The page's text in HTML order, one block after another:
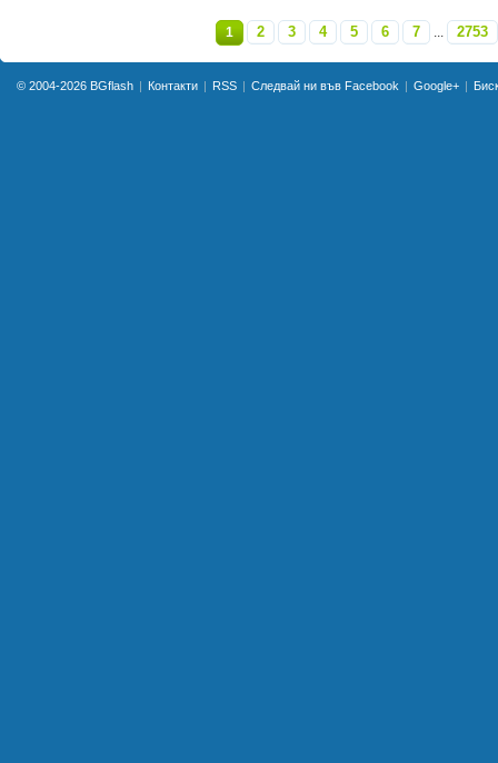
1 2 3 4 5 6 7 ... 2753»
© 2004-2026 BGflash Контакти RSS Следвай ни във Facebook Google+